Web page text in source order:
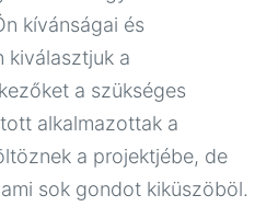
kívánságai és
kiválasztjuk a
a szükséges
alkalmazottak a
a projektjébe, de
sok gondot kiküszöböl.